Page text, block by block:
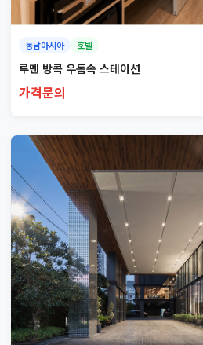
동남아시아 호텔
루멘 방콕 우돔속 스테이션
가격문의